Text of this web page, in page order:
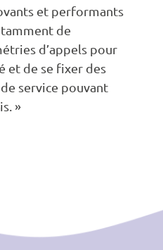
et performants
de
d’appels pour
et de se fixer des
service pouvant
»